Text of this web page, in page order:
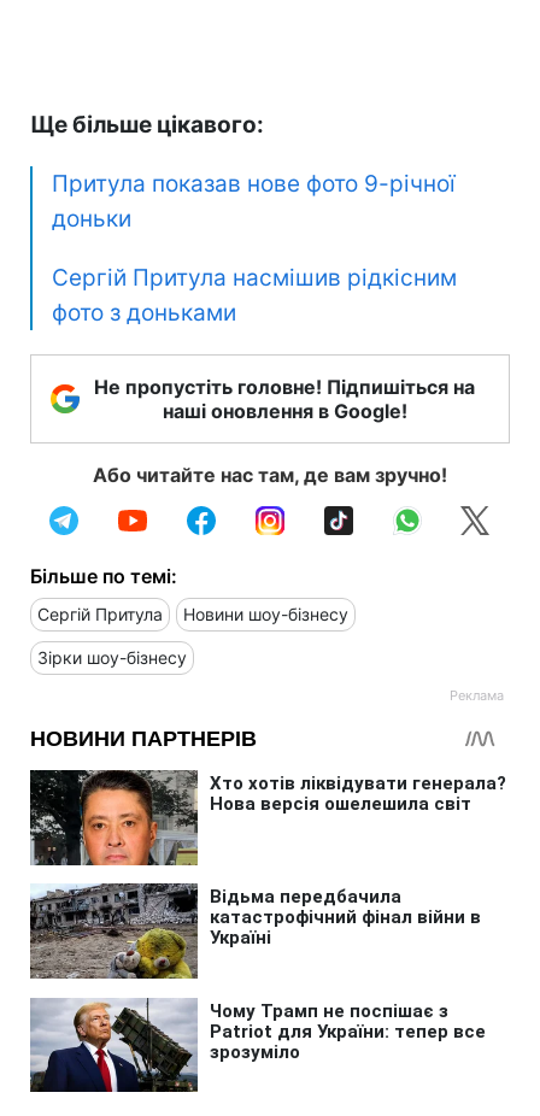
Ще більше цікавого:
Притула показав нове фото 9-річної
доньки
Сергій Притула насмішив рідкісним
фото з доньками
Не пропустіть головне! Підпишіться на
наші оновлення в Google!
Або читайте нас там, де вам зручно!
Більше по темі:
Сергій Притула Новини шоу-бізнесу
Зірки шоу-бізнесу